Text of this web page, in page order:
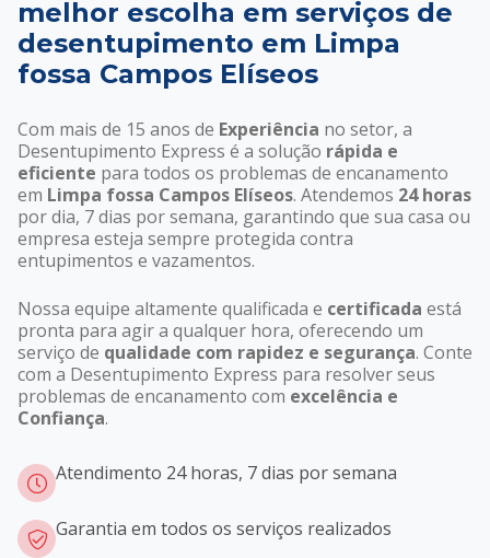
melhor escolha em serviços de
desentupimento em Limpa
fossa Campos Elíseos
Com mais de 15 anos de Experiência no setor, a
Desentupimento Express é a solução rápida e
eficiente para todos os problemas de encanamento
em Limpa fossa Campos Elíseos. Atendemos 24 horas
por dia, 7 dias por semana, garantindo que sua casa ou
empresa esteja sempre protegida contra
entupimentos e vazamentos.
Nossa equipe altamente qualificada e certificada está
pronta para agir a qualquer hora, oferecendo um
serviço de qualidade com rapidez e segurança. Conte
com a Desentupimento Express para resolver seus
problemas de encanamento com excelência e
Confiança.
Atendimento 24 horas, 7 dias por semana
Garantia em todos os serviços realizados